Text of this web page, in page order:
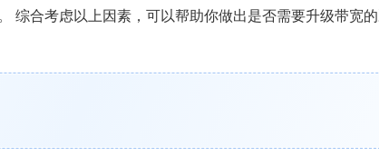
综合考虑以上因素，可以帮助你做出是否需要升级带宽